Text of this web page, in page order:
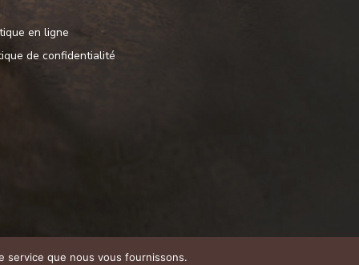
en ligne
de confidentialité
service que nous vous fournissons.